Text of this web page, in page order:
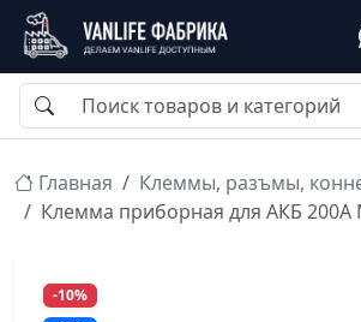
Главная
Клеммы, разъмы,
Клемма приборная для АКБ 200А
-10%